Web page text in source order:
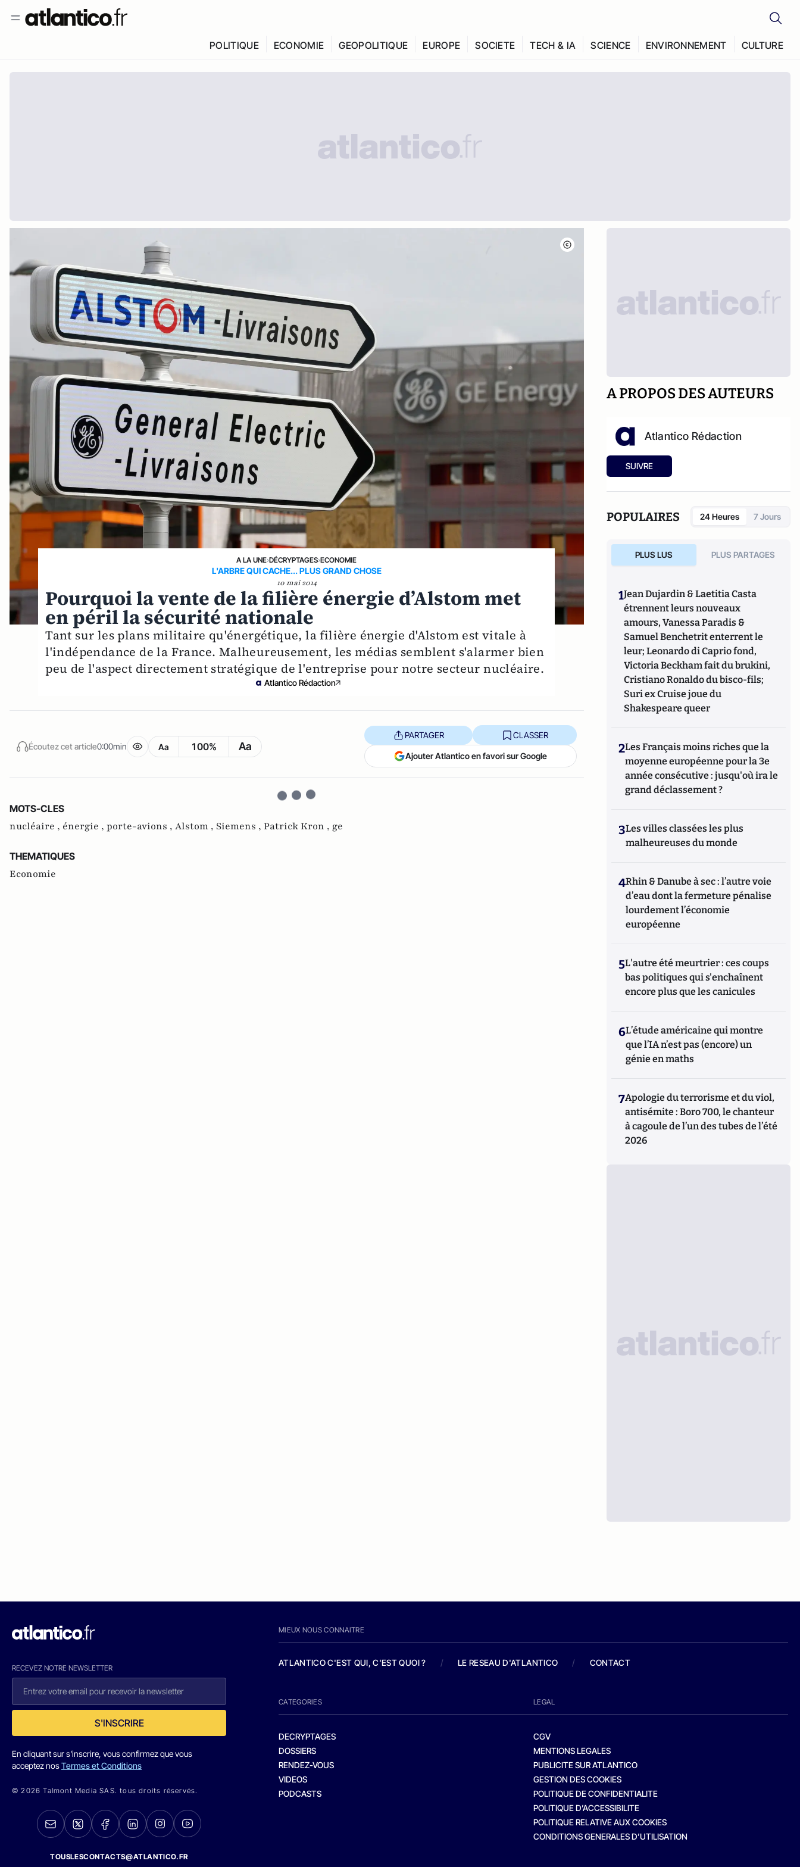
POLITIQUE ECONOMIE GEOPOLITIQUE EUROPE SOCIETE TECH & IA SCIENCE ENVIRONNEMENT CULTURE
A LA UNE›DÉCRYPTAGES›ECONOMIE
L'ARBRE QUI CACHE... PLUS GRAND CHOSE
10 mai 2014
Pourquoi la vente de la filière énergie d’Alstom met
en péril la sécurité nationale
Tant sur les plans militaire qu'énergétique, la filière énergie d'Alstom est vitale à
l'indépendance de la France. Malheureusement, les médias semblent s'alarmer bien
peu de l'aspect directement stratégique de l'entreprise pour notre secteur nucléaire.
Atlantico Rédaction
Écoutez cet article0:00min Aa 100% Aa
PARTAGER CLASSER
Ajouter Atlantico en favori sur Google
MOTS-CLES
nucléaire , énergie , porte-avions , Alstom , Siemens , Patrick Kron , ge
THEMATIQUES
Economie
A PROPOS DES AUTEURS
Atlantico Rédaction
SUIVRE
POPULAIRES 24 Heures 7 Jours
PLUS LUS PLUS PARTAGES
1Jean Dujardin & Laetitia Casta
étrennent leurs nouveaux
amours, Vanessa Paradis &
Samuel Benchetrit enterrent le
leur; Leonardo di Caprio fond,
Victoria Beckham fait du brukini,
Cristiano Ronaldo du bisco-fils;
Suri ex Cruise joue du
Shakespeare queer
2Les Français moins riches que la
moyenne européenne pour la 3e
année consécutive : jusqu'où ira le
grand déclassement ?
3Les villes classées les plus
malheureuses du monde
4Rhin & Danube à sec : l’autre voie
d’eau dont la fermeture pénalise
lourdement l’économie
européenne
5L'autre été meurtrier : ces coups
bas politiques qui s'enchaînent
encore plus que les canicules
6L’étude américaine qui montre
que l’IA n’est pas (encore) un
génie en maths
7Apologie du terrorisme et du viol,
antisémite : Boro 700, le chanteur
à cagoule de l’un des tubes de l’été
2026
RECEVEZ NOTRE NEWSLETTER
S'INSCRIRE
En cliquant sur s'inscrire, vous confirmez que vous
acceptez nosTermes et Conditions
© 2026 Talmont Media SAS. tous droits réservés.
TOUSLESCONTACTS@ATLANTICO.FR
MIEUX NOUS CONNAITRE
ATLANTICO C'EST QUI, C'EST QUOI ? / LE RESEAU D'ATLANTICO / CONTACT
CATEGORIES
DECRYPTAGES
DOSSIERS
RENDEZ-VOUS
VIDEOS
PODCASTS
LEGAL
CGV
MENTIONS LEGALES
PUBLICITE SUR ATLANTICO
GESTION DES COOKIES
POLITIQUE DE CONFIDENTIALITE
POLITIQUE D’ACCESSIBILITE
POLITIQUE RELATIVE AUX COOKIES
CONDITIONS GENERALES D’UTILISATION